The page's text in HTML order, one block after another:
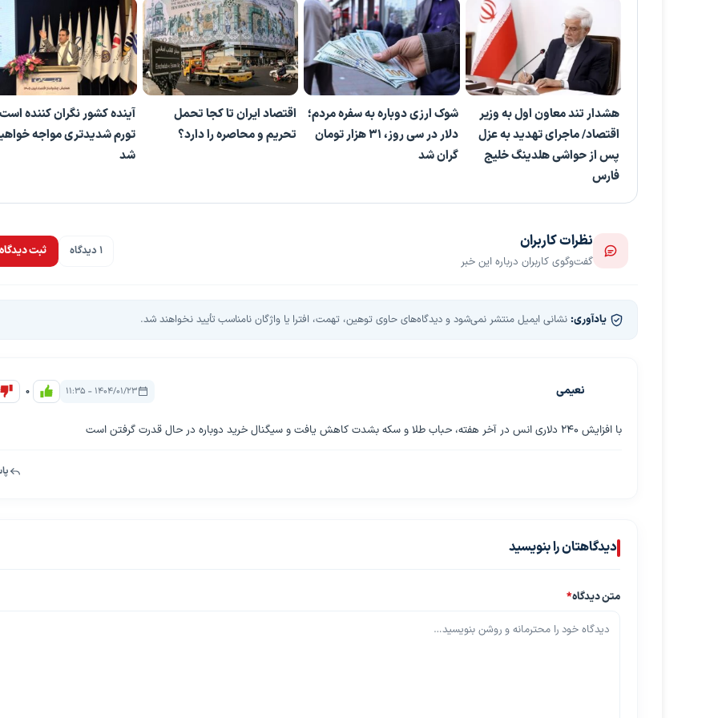
هشدار تند معاون اول به وزیر
اقتصاد/ ماجرای تهدید به عزل
پس از حواشی هلدینگ خلیج
فارس
شوک ارزی دوباره به سفره مردم؛
دلار در سی روز، ۳۱ هزار تومان
گران شد
اقتصاد ایران تا کجا تحمل
تحریم و محاصره را دارد؟
آینده کشور نگران کننده
تورم شدیدتری مواجه
شد
نظرات کاربران
گفت‌وگوی کاربران درباره این خبر
1 دیدگاه ثبت دیدگاه
یادآوری: نشانی ایمیل منتشر نمی‌شود و دیدگاه‌های حاوی توهین، تهمت، افترا یا واژگان نامناسب تأیید نخواهند شد.
نعیمی ۱۴۰۴/۰۱/۲۳ - ۱۱:۳۵ 0
با افزایش ۲۴۰ دلاری انس در آخر هفته، حباب طلا و سکه بشدت کاهش یافت و سیگنال خرید دوباره در حال قدرت گرفتن است
دیدگاهتان را بنویسید
متن دیدگاه*